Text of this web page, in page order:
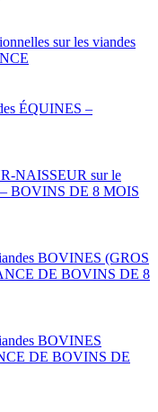
sur les viandes
ÉQUINES –
NAISSEUR sur le
– BOVINS DE 8 MOIS
BOVINES (GROS
DE BOVINS DE 8
BOVINES
DE BOVINS DE